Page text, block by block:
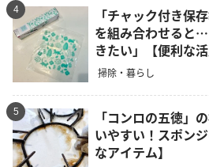
4
「チャック付き保
を組み合わせると
きたい」【便利な活
掃除・暮らし
5
「コンロの五徳」
いやすい！スポン
なアイテム】